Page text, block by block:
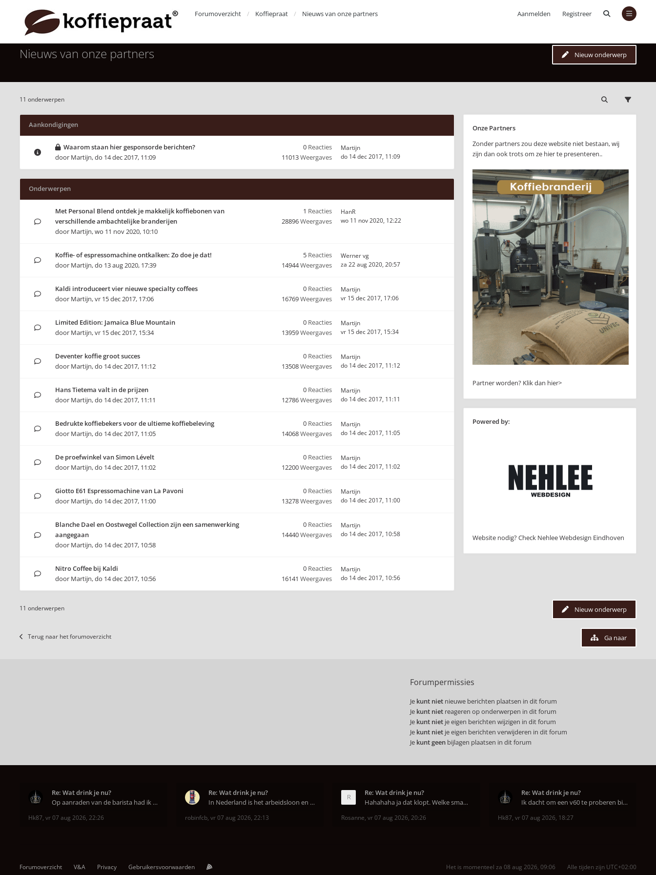
Aanmelden Registreer
Forumoverzicht Koffiepraat Nieuws van onze partners
Nieuws van onze partners Nieuw onderwerp
11 onderwerpen
Aankondigingen
Waarom staan hier gesponsorde berichten?
door Martijn,do 14 dec 2017, 11:09
0 Reacties
11013Weergaves
Martijn
do 14 dec 2017, 11:09
Onderwerpen
Met Personal Blend ontdek je makkelijk koffiebonen van
verschillende ambachtelijke branderijen
door Martijn,wo 11 nov 2020, 10:10
1 Reacties
28896Weergaves
HanR
wo 11 nov 2020, 12:22
Koffie- of espressomachine ontkalken: Zo doe je dat!
door Martijn,do 13 aug 2020, 17:39
5 Reacties
14944Weergaves
Werner vg
za 22 aug 2020, 20:57
Kaldi introduceert vier nieuwe specialty coffees
door Martijn,vr 15 dec 2017, 17:06
0 Reacties
16769Weergaves
Martijn
vr 15 dec 2017, 17:06
Limited Edition: Jamaica Blue Mountain
door Martijn,vr 15 dec 2017, 15:34
0 Reacties
13959Weergaves
Martijn
vr 15 dec 2017, 15:34
Deventer koffie groot succes
door Martijn,do 14 dec 2017, 11:12
0 Reacties
13508Weergaves
Martijn
do 14 dec 2017, 11:12
Hans Tietema valt in de prijzen
door Martijn,do 14 dec 2017, 11:11
0 Reacties
12786Weergaves
Martijn
do 14 dec 2017, 11:11
Bedrukte koffiebekers voor de ultieme koffiebeleving
door Martijn,do 14 dec 2017, 11:05
0 Reacties
14068Weergaves
Martijn
do 14 dec 2017, 11:05
De proefwinkel van Simon Lévelt
door Martijn,do 14 dec 2017, 11:02
0 Reacties
12200Weergaves
Martijn
do 14 dec 2017, 11:02
Giotto E61 Espressomachine van La Pavoni
door Martijn,do 14 dec 2017, 11:00
0 Reacties
13278Weergaves
Martijn
do 14 dec 2017, 11:00
Blanche Dael en Oostwegel Collection zijn een samenwerking
aangegaan
door Martijn,do 14 dec 2017, 10:58
0 Reacties
14440Weergaves
Martijn
do 14 dec 2017, 10:58
Nitro Coffee bij Kaldi
door Martijn,do 14 dec 2017, 10:56
0 Reacties
16141 Weergaves
Martijn
do 14 dec 2017, 10:56
Onze Partners
Zonder partners zou deze website niet bestaan, wij
zijn dan ook trots om ze hier te presenteren..
Partner worden? Klik dan hier>
Powered by:
Website nodig? Check Nehlee Webdesign Eindhoven
Nieuw onderwerp
11 onderwerpen
Terug naar het forumoverzicht Ga naar
Forumpermissies
Je kunt niet nieuwe berichten plaatsen in dit forum
Je kunt niet reageren op onderwerpen in dit forum
Je kunt niet je eigen berichten wijzigen in dit forum
Je kunt niet je eigen berichten verwijderen in dit forum
Je kunt geen bijlagen plaatsen in dit forum
Re: Wat drink je nu?
Op aanraden van de barista had ik Purple Rain maa
Hk87, vr 07 aug 2026, 22:26
Re: Wat drink je nu?
In Nederland is het arbeidsloon en de winkelhuur o
robinfcb, vr 07 aug 2026, 22:13
Re: Wat drink je nu?
Hahahaha ja dat klopt. Welke smaak had je?? Ben
Rosanne, vr 07 aug 2026, 20:26
Re: Wat drink je nu?
Ik dacht om een v60 te proberen bij DAK in Amsterd
Hk87, vr 07 aug 2026, 18:27
Forumoverzicht V&A Privacy Gebruikersvoorwaarden Alle tijden zijn UTC+02:00
Het is momenteel za 08 aug 2026, 09:06